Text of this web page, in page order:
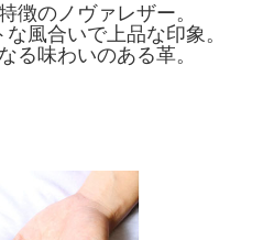
徴のノヴァレザー。
風合いで上品な印象。
る味わいのある革。